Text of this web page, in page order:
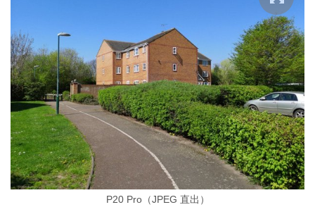
P20 Pro（JPEG 直出）